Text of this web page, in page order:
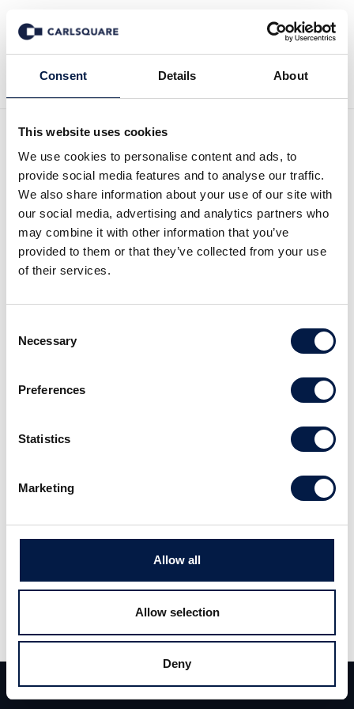
Consent Details About
This website uses cookies
We use cookies to personalise content and ads, to
provide social media features and to analyse our traffic.
We also share information about your use of our site with
our social media, advertising and analytics partners who
may combine it with other information that you’ve
provided to them or that they’ve collected from your use
of their services.
Selection
Necessary
Preferences
Statistics
Marketing
Allow all
Allow selection
Deny
Team Deals Kontakt
Tillbaka till Nyheter
Analys, Three Gates: Vågat
spel på genombrott
Analysmaterial 23 feb 2018
2018 kan bli spelutvecklaren Three Gates
rättigheter till den officiella versionen av
PBR:s tjurridningsspel för mobil och konsol.
genomförs en emission.
Läs hela analysen
Tweet Dela